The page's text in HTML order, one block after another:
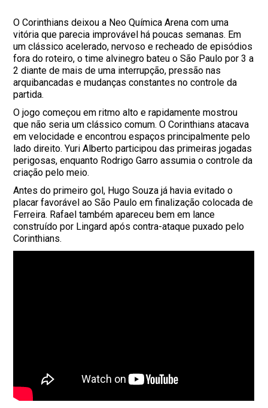
O Corinthians deixou a Neo Química Arena com uma
vitória que parecia improvável há poucas semanas. Em
um clássico acelerado, nervoso e recheado de episódios
fora do roteiro, o time alvinegro bateu o São Paulo por 3 a
2 diante de mais de uma interrupção, pressão nas
arquibancadas e mudanças constantes no controle da
partida.
O jogo começou em ritmo alto e rapidamente mostrou
que não seria um clássico comum. O Corinthians atacava
em velocidade e encontrou espaços principalmente pelo
lado direito. Yuri Alberto participou das primeiras jogadas
perigosas, enquanto Rodrigo Garro assumia o controle da
criação pelo meio.
Antes do primeiro gol, Hugo Souza já havia evitado o
placar favorável ao São Paulo em finalização colocada de
Ferreira. Rafael também apareceu bem em lance
construído por Lingard após contra-ataque puxado pelo
Corinthians.